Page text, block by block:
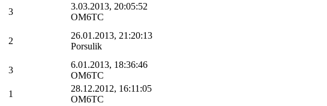
3
3.03.2013, 20:05:52
OM6TC
2
26.01.2013, 21:20:13
Porsulik
3
6.01.2013, 18:36:46
OM6TC
1
28.12.2012, 16:11:05
OM6TC